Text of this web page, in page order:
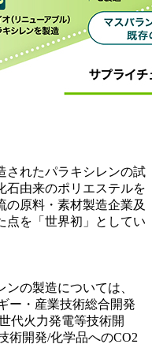
されたパラキシレンの試
石由来のポリエステルを
の原料・素材製造企業及
点を「世界初」としてい
の製造については、
ー・産業技術総合開発
代火力発電等技術開
術開発/化学品へのCO2